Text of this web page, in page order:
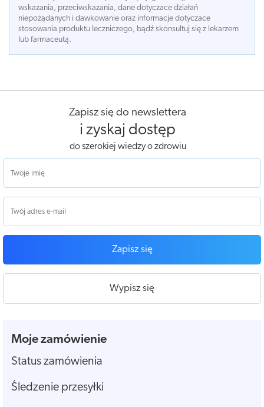
wskazania, przeciwskazania, dane dotyczace działań
niepożądanych i dawkowanie oraz informacje dotyczace
stosowania produktu leczniczego, bądź skonsultuj się z lekarzem
lub farmaceutą.
Zapisz się do newslettera
i zyskaj dostęp
do szerokiej wiedzy o zdrowiu
Zapisz się
Wypisz się
Moje zamówienie
Status zamówienia
Śledzenie przesyłki